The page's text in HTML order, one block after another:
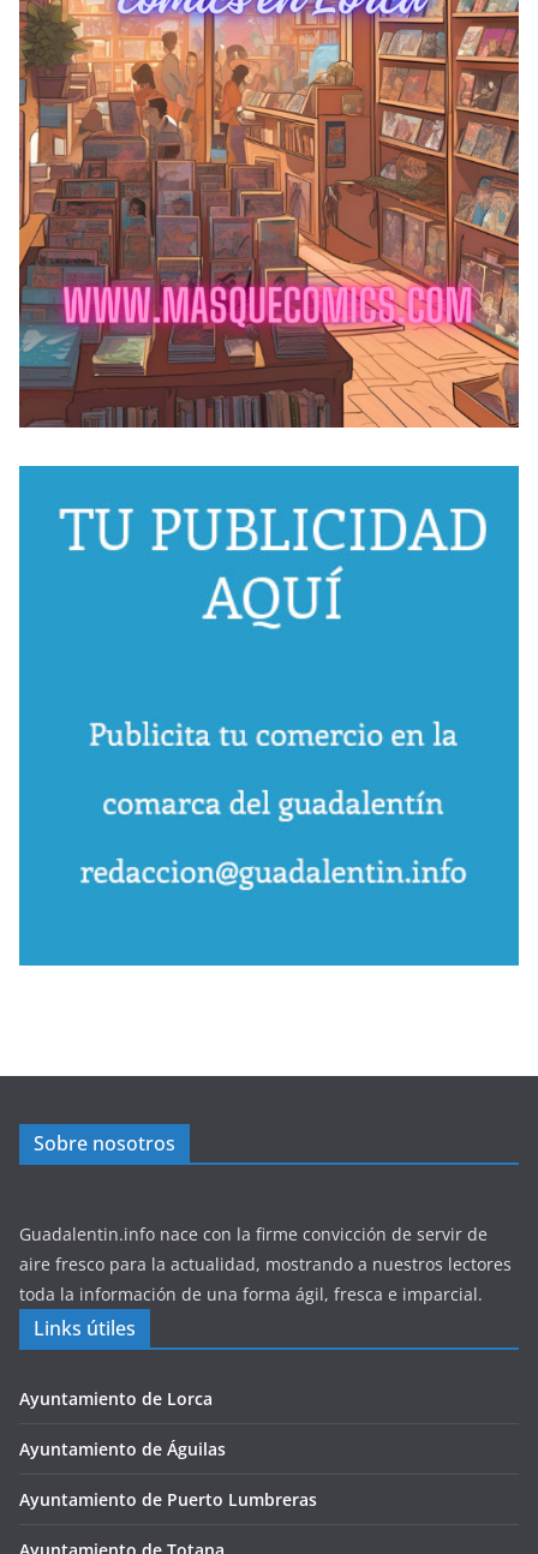
Sobre nosotros
Guadalentin.info nace con la firme convicción de servir de
aire fresco para la actualidad, mostrando a nuestros lectores
toda la información de una forma ágil, fresca e imparcial.
Links útiles
Ayuntamiento de Lorca
Ayuntamiento de Águilas
Ayuntamiento de Puerto Lumbreras